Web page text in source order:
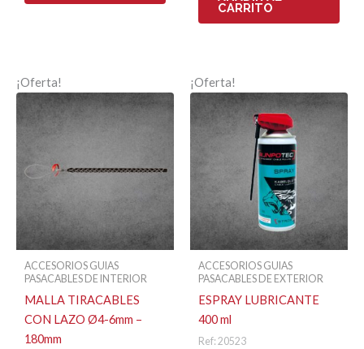
CARRITO
¡Oferta!
ACCESORIOS GUIAS
PASACABLES DE INTERIOR
MALLA TIRACABLES
CON LAZO Ø4-6mm –
180mm
¡Oferta!
ACCESORIOS GUIAS
PASACABLES DE EXTERIOR
ESPRAY LUBRICANTE
400 ml
Ref: 20523